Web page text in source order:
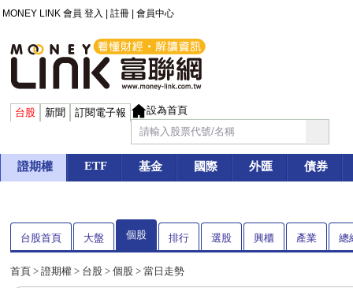
MONEY LINK 會員 登入 註冊 會員中心
台股 新聞 訂閱電子報 設為首頁
證期權 ETF 基金 國際 外匯 債券
台股首頁 大盤 個股 排行 選股 興櫃 產業 總
首頁 > 證期權 > 台股 > 個股 > 當日走勢